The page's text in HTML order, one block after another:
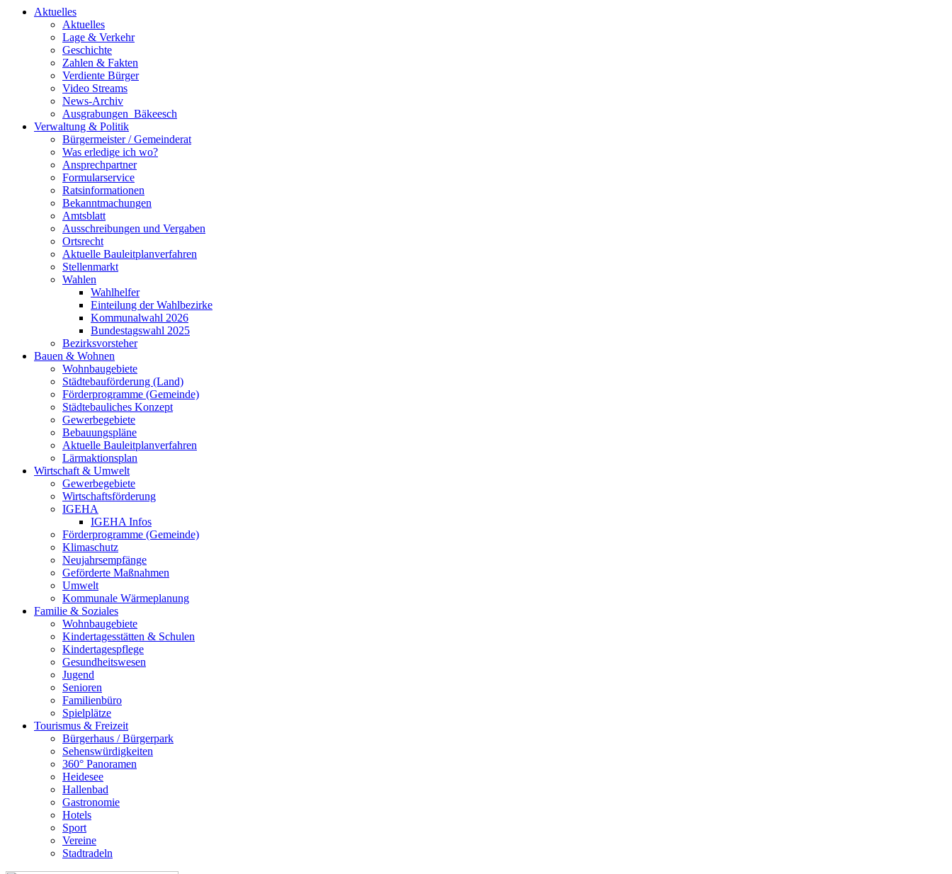
Aktuelles
Aktuelles
Lage & Verkehr
Geschichte
Zahlen & Fakten
Verdiente Bürger
Video Streams
News-Archiv
Ausgrabungen_Bäkeesch
Verwaltung & Politik
Bürgermeister / Gemeinderat
Was erledige ich wo?
Ansprechpartner
Formularservice
Ratsinformationen
Bekanntmachungen
Amtsblatt
Ausschreibungen und Vergaben
Ortsrecht
Aktuelle Bauleitplanverfahren
Stellenmarkt
Wahlen
Wahlhelfer
Einteilung der Wahlbezirke
Kommunalwahl 2026
Bundestagswahl 2025
Bezirksvorsteher
Bauen & Wohnen
Wohnbaugebiete
Städtebauförderung (Land)
Förderprogramme (Gemeinde)
Städtebauliches Konzept
Gewerbegebiete
Bebauungspläne
Aktuelle Bauleitplanverfahren
Lärmaktionsplan
Wirtschaft & Umwelt
Gewerbegebiete
Wirtschaftsförderung
IGEHA
IGEHA Infos
Förderprogramme (Gemeinde)
Klimaschutz
Neujahrsempfänge
Geförderte Maßnahmen
Umwelt
Kommunale Wärmeplanung
Familie & Soziales
Wohnbaugebiete
Kindertagesstätten & Schulen
Kindertagespflege
Gesundheitswesen
Jugend
Senioren
Familienbüro
Spielplätze
Tourismus & Freizeit
Bürgerhaus / Bürgerpark
Sehenswürdigkeiten
360° Panoramen
Heidesee
Hallenbad
Gastronomie
Hotels
Sport
Vereine
Stadtradeln